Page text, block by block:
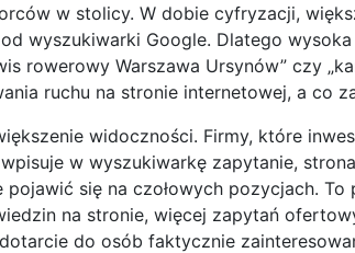
w stolicy. W dobie cyfryzacji,
wyszukiwarki Google. Dlatego
rowerowy Warszawa Ursynów” czy
ruchu na stronie internetowej, a co
widoczności. Firmy, które
w wyszukiwarkę zapytanie,
się na czołowych pozycjach. To
na stronie, więcej zapytań
do osób faktycznie